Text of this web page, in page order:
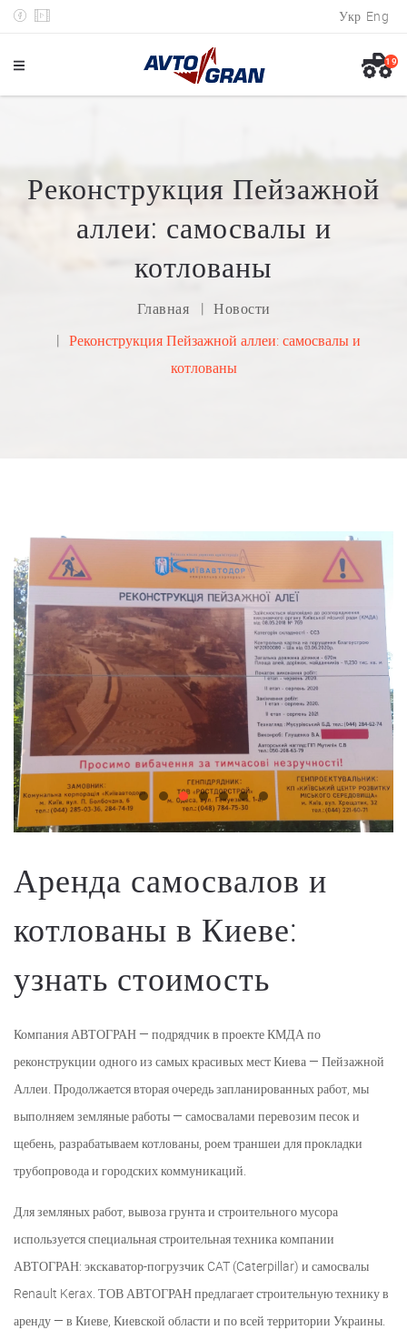
Укр Eng
19
Реконструкция Пейзажной
аллеи: самосвалы и
котлованы
Главная
Новости
Реконструкция Пейзажной аллеи: самосвалы и
котлованы
Аренда самосвалов и
котлованы в Киеве:
узнать стоимость
Компания АВТОГРАН — подрядчик в проекте КМДА по
реконструкции одного из самых красивых мест Киева — Пейзажной
Аллеи. Продолжается вторая очередь запланированных работ, мы
выполняем земляные работы — самосвалами перевозим песок и
щебень, разрабатываем котлованы, роем траншеи для прокладки
трубопровода и городских коммуникаций.
Для земляных работ, вывоза грунта и строительного мусора
используется специальная строительная техника компании
АВТОГРАН: экскаватор-погрузчик CAT (Caterpillar) и самосвалы
Renault Kerax. ТОВ АВТОГРАН предлагает строительную технику в
аренду — в Киеве, Киевской области и по всей территории Украины.